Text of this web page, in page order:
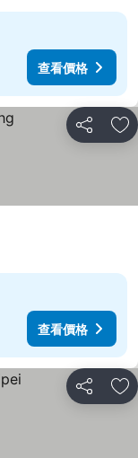
查看價格
分享 加
查看價格
分享 加